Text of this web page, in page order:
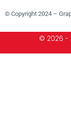
© Copyright 2024 –
© 2026 -